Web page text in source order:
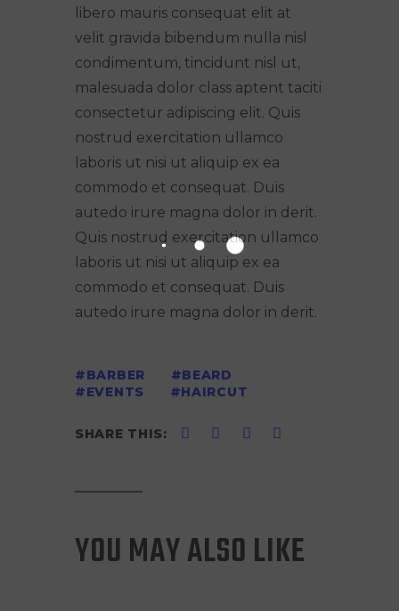
libero mauris consequat elit at
velit gravida bibendum nulla nisl
condimentum, tincidunt nisl ut,
malesuada dolor class aptent taciti
consectetur adipiscing elit. Quis
nostrud exercitation ullamco
laboris ut nisi ut aliquip ex ea
commodo et consequat. Duis
autedo irure magna dolor in derit.
Quis nostrud exercitation ullamco
laboris ut nisi ut aliquip ex ea
commodo et consequat. Duis
autedo irure magna dolor in derit.
BARBER
BEARD
EVENTS
HAIRCUT
SHARE THIS:
YOU MAY ALSO LIKE